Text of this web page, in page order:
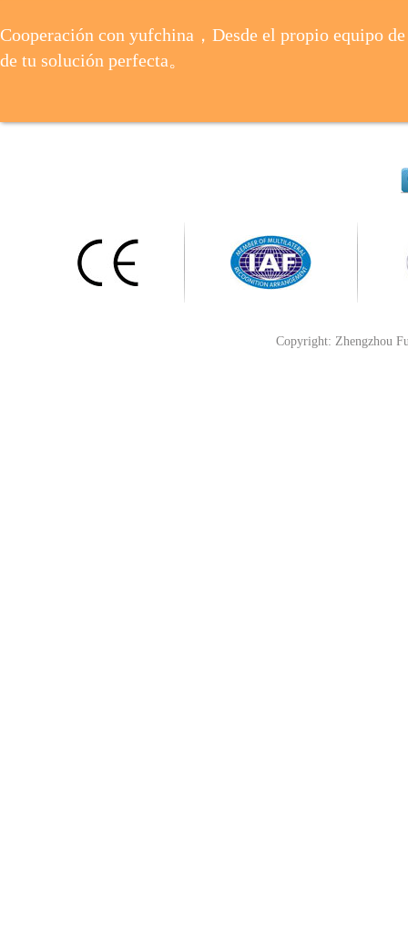
Cooperación con yufchina，Desde el propio equipo
de tu solución perfecta。
Copyright: Zhengzhou